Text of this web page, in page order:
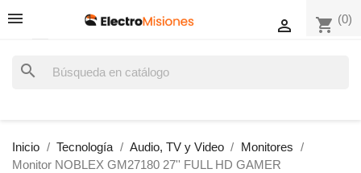
shopping_cart (0)

search
Inicio Tecnología Audio, TV y Video
Monitores
Monitor NOBLEX GM27180 27'' FULL HD GAMER